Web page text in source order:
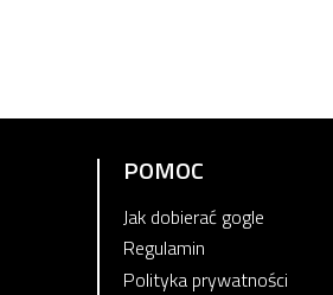
POMOC
Jak dobierać gogle
Regulamin
Polityka prywatności